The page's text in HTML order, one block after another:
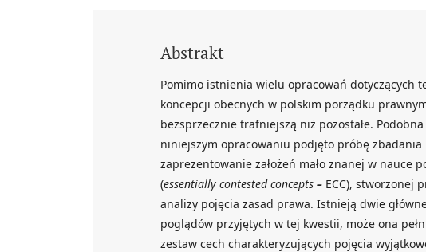
Abstrakt
Pomimo istnienia wielu opracowań dotyczących
koncepcji obecnych w polskim porządku
bezsprzecznie trafniejszą niż pozostałe.
niniejszym opracowaniu podjęto próbę
zaprezentowanie założeń mało znanej w nauce
(essentially contested concepts – ECC), stworzonej
analizy pojęcia zasad prawa. Istnieją dwie
poglądów przyjętych w tej kwestii, może ona
zestaw cech charakteryzujących pojęcia